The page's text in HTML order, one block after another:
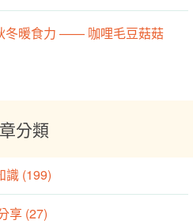
冬暖食力 —— 咖哩毛豆菇菇
分類
識 (199)
享 (27)